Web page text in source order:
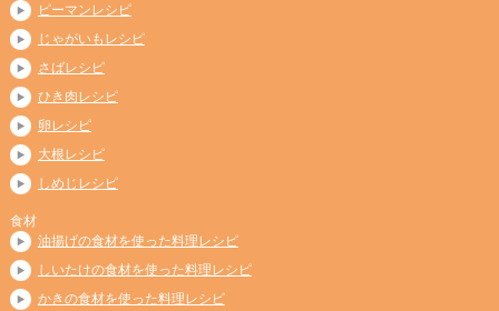
ピーマンレシピ
じゃがいもレシピ
さばレシピ
ひき肉レシピ
卵レシピ
大根レシピ
しめじレシピ
食材
油揚げの食材を使った料理レシピ
しいたけの食材を使った料理レシピ
かきの食材を使った料理レシピ